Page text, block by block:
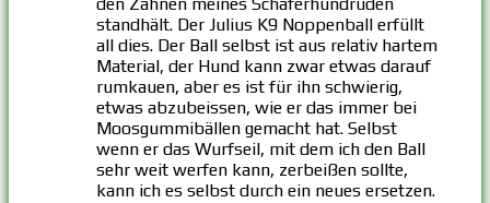
den Zähnen meines Schäferhundrüden
standhält. Der Julius K9 Noppenball erfüllt
all dies. Der Ball selbst ist aus relativ hartem
Material, der Hund kann zwar etwas darauf
rumkauen, aber es ist für ihn schwierig,
etwas abzubeissen, wie er das immer bei
Moosgummibällen gemacht hat. Selbst
wenn er das Wurfseil, mit dem ich den Ball
sehr weit werfen kann, zerbeißen sollte,
kann ich es selbst durch ein neues ersetzen.